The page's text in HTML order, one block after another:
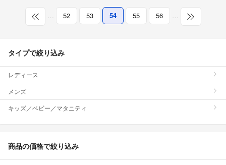
… 52 53 54 55 56 …
タイプで絞り込み
レディース
メンズ
キッズ／ベビー／マタニティ
商品の価格で絞り込み